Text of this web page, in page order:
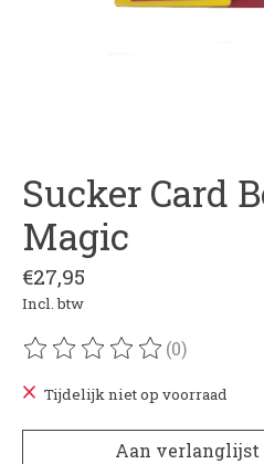
Sucker Card
Magic
€27,95
Incl. btw
De beoordeling van dit
(0)
Tijdelijk niet op voorraad
Aan verlanglijst